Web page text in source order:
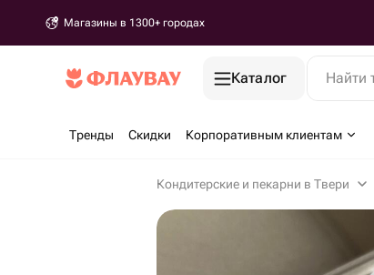
Магазины в 1300+ городах
Каталог Найти
Тренды Скидки Корпоративным клиентам
Кондитерские и пекарни в Твери